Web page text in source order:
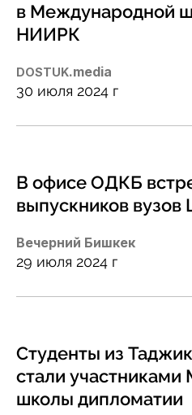
в Международной
НИИРК
DOSTUK.media
30 июля 2024 г
В офисе ОДКБ
выпускников вузов
Вечерний Бишкек
29 июля 2024 г
Студенты из
стали
школы дипломатии